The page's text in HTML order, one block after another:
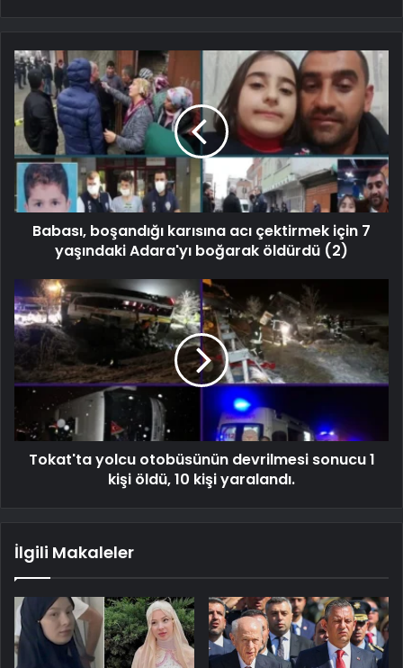
Babası, boşandığı karısına acı çektirmek için 7
yaşındaki Adara'yı boğarak öldürdü (2)
Tokat'ta yolcu otobüsünün devrilmesi sonucu 1
kişi öldü, 10 kişi yaralandı.
İlgili Makaleler